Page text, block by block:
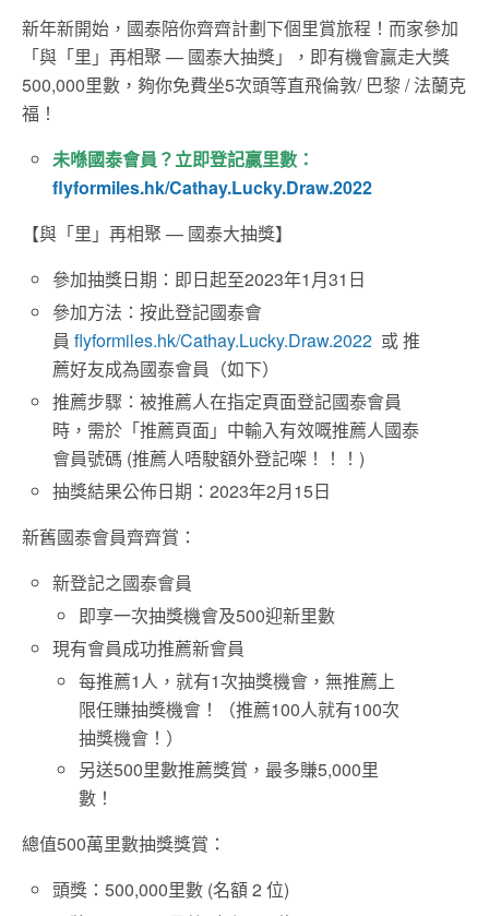
新年新開始，國泰陪你齊齊計劃下個里賞旅程！而家參加
「與「里」再相聚 — 國泰大抽獎」，即有機會贏走大獎
500,000里數，夠你免費坐5次頭等直飛倫敦/ 巴黎 / 法蘭克
福！
未喺國泰會員？立即登記贏里數：
flyformiles.hk/Cathay.Lucky.Draw.2022
【與「里」再相聚 — 國泰大抽獎】
參加抽獎日期：即日起至2023年1月31日
參加方法：按此登記國泰會
員flyformiles.hk/Cathay.Lucky.Draw.2022 或 推
薦好友成為國泰會員（如下）
推薦步驟：被推薦人在指定頁面登記國泰會員
時，需於「推薦頁面」中輸入有效嘅推薦人國泰
會員號碼 (推薦人唔駛額外登記㗎！！！)
抽獎結果公佈日期：2023年2月15日
新舊國泰會員齊齊賞：
新登記之國泰會員
即享一次抽獎機會及500迎新里數
現有會員成功推薦新會員
每推薦1人，就有1次抽獎機會，無推薦上
限任賺抽獎機會！（推薦100人就有100次
抽獎機會！）
另送500里數推薦獎賞，最多賺5,000里
數！
總值500萬里數抽獎獎賞：
頭獎：500,000里數 (名額 2 位)